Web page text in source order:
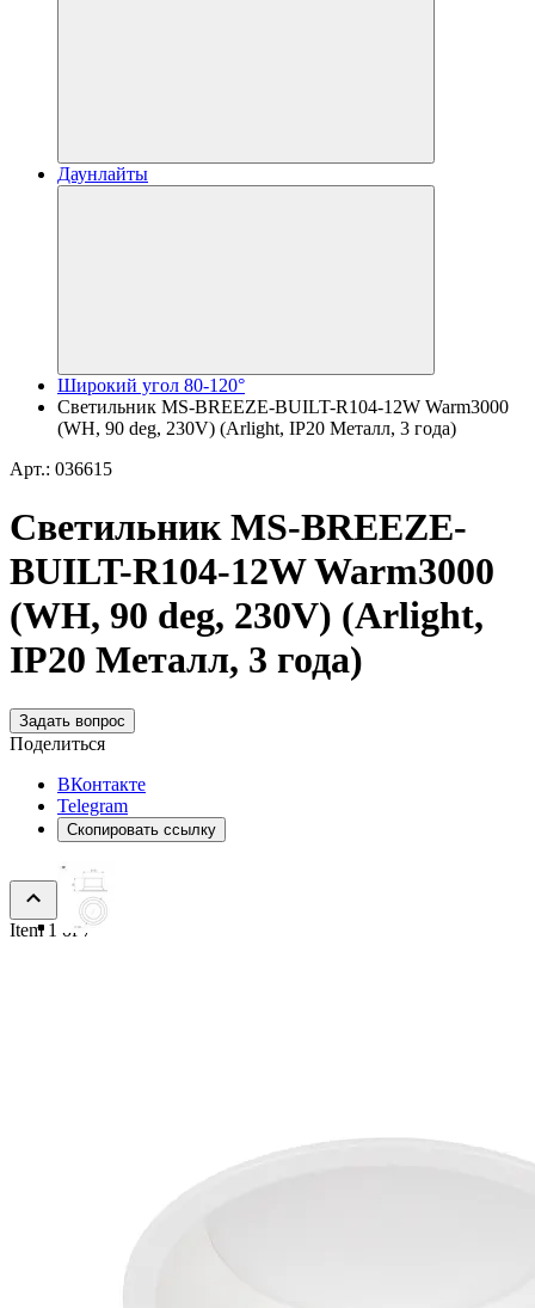
Даунлайты
Широкий угол 80-120°
Светильник MS-BREEZE-BUILT-R104-12W Warm3000
(WH, 90 deg, 230V) (Arlight, IP20 Металл, 3 года)
Арт.: 036615
Светильник MS-BREEZE-
BUILT-R104-12W Warm3000
(WH, 90 deg, 230V) (Arlight,
IP20 Металл, 3 года)
Задать вопрос
Поделиться
ВКонтакте
Telegram
Скопировать ссылку
Item 1 of 7